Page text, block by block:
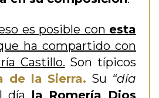
es posible con esta
ha compartido con
Castillo. Son típicos
de la Sierra. Su “día
día la Romería Dios